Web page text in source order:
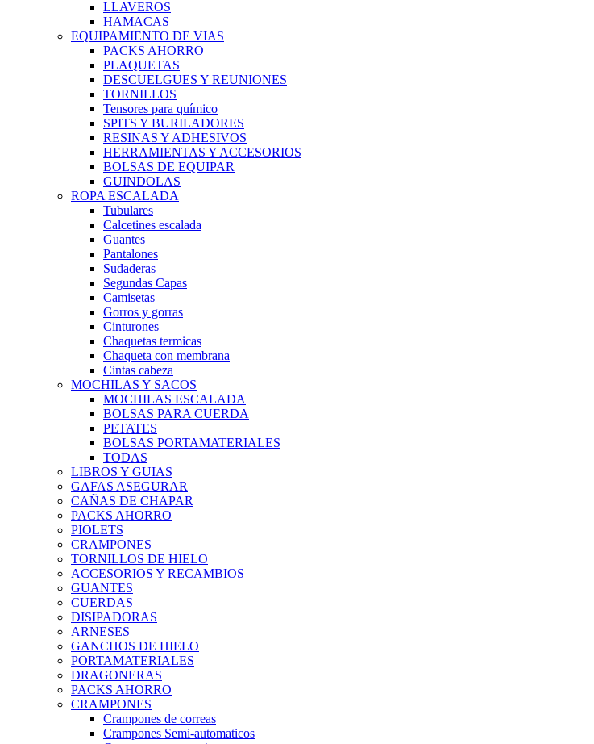
LLAVEROS
HAMACAS
EQUIPAMIENTO DE VIAS
PACKS AHORRO
PLAQUETAS
DESCUELGUES Y REUNIONES
TORNILLOS
Tensores para químico
SPITS Y BURILADORES
RESINAS Y ADHESIVOS
HERRAMIENTAS Y ACCESORIOS
BOLSAS DE EQUIPAR
GUINDOLAS
ROPA ESCALADA
Tubulares
Calcetines escalada
Guantes
Pantalones
Sudaderas
Segundas Capas
Camisetas
Gorros y gorras
Cinturones
Chaquetas termicas
Chaqueta con membrana
Cintas cabeza
MOCHILAS Y SACOS
MOCHILAS ESCALADA
BOLSAS PARA CUERDA
PETATES
BOLSAS PORTAMATERIALES
TODAS
LIBROS Y GUIAS
GAFAS ASEGURAR
CAÑAS DE CHAPAR
PACKS AHORRO
PIOLETS
CRAMPONES
TORNILLOS DE HIELO
ACCESORIOS Y RECAMBIOS
GUANTES
CUERDAS
DISIPADORAS
ARNESES
GANCHOS DE HIELO
PORTAMATERIALES
DRAGONERAS
PACKS AHORRO
CRAMPONES
Crampones de correas
Crampones Semi-automaticos